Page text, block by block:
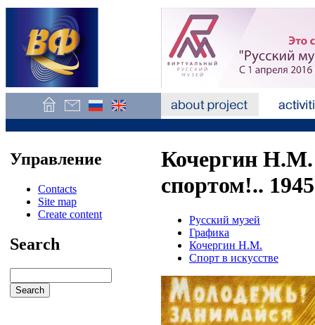
Управление
Contacts
Site map
Create content
Search
Кочергин
спортом!.. 1945
Русский музей
Графика
Кочергин Н.М.
Спорт в искусстве